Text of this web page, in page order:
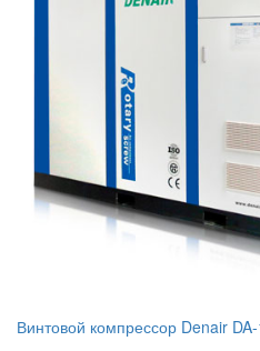
Винтовой компрессор Denair